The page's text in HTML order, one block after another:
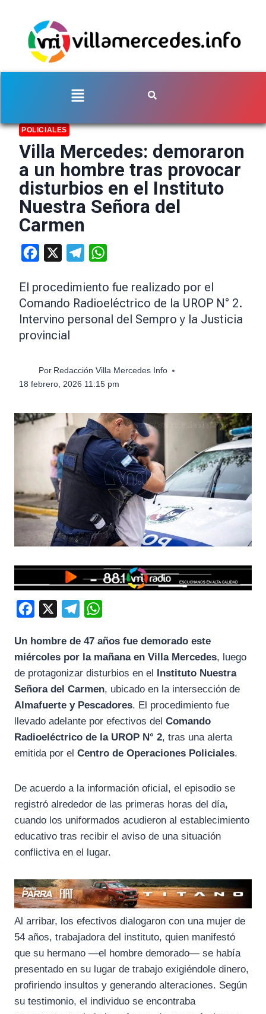
POLICIALES
Villa Mercedes: demoraron
a un hombre tras provocar
disturbios en el Instituto
Nuestra Señora del
Carmen
Facebook Telegram
El procedimiento fue realizado por el
Comando Radioeléctrico de la UROP N° 2.
Intervino personal del Sempro y la Justicia
provincial
Por Redacción Villa Mercedes Info
18 febrero, 2026 11:15 pm
c
e
b
o
k
l
e
g
m
a
t
s
p
Un hombre de 47 años fue demorado este
miércoles por la mañana en Villa Mercedes, luego
de protagonizar disturbios en el Instituto Nuestra
Señora del Carmen, ubicado en la intersección de
Almafuerte y Pescadores. El procedimiento fue
llevado adelante por efectivos del Comando
Radioeléctrico de la UROP N° 2, tras una alerta
emitida por el Centro de Operaciones Policiales.
De acuerdo a la información oficial, el episodio se
registró alrededor de las primeras horas del día,
cuando los uniformados acudieron al establecimiento
educativo tras recibir el aviso de una situación
conflictiva en el lugar.
Al arribar, los efectivos dialogaron con una mujer de
54 años, trabajadora del instituto, quien manifestó
que su hermano —el hombre demorado— se había
presentado en su lugar de trabajo exigiéndole dinero,
profiriendo insultos y generando alteraciones. Según
su testimonio, el individuo se encontraba